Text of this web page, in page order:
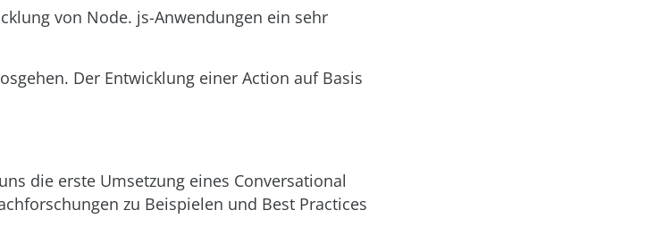
von Node. js-Anwendungen ein sehr
Der Entwicklung einer Action auf Basis
die erste Umsetzung eines Conversational
zu Beispielen und Best Practices